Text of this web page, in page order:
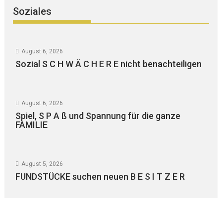
Soziales
August 6, 2026
Sozial S C H W Ä C H E R E nicht benachteiligen
August 6, 2026
Spiel, S P A ß und Spannung für die ganze
FAMILIE
August 5, 2026
FUNDSTÜCKE suchen neuen B E S I T Z E R